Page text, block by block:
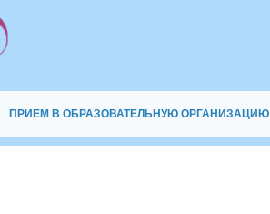
ПРИЕМ В ОБРАЗОВАТЕЛЬНУЮ ОРГАНИЗАЦИЮ